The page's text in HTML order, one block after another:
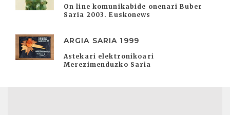
On line komunikabide onenari Buber
Saria 2003. Euskonews
ARGIA SARIA 1999
Astekari elektronikoari
Merezimenduzko Saria